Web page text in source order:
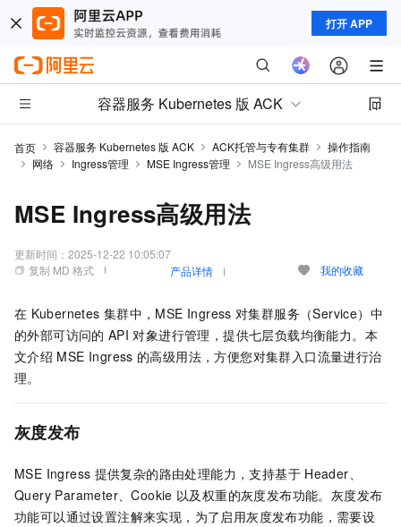
打开 APP
容器服务 Kubernetes 版 ACK
首页 容器服务 Kubernetes 版 ACK ACK托管与专有集群
操作指南
网络
Ingress管理 MSE Ingress管理 MSE Ingress高级用法
MSE Ingress高级用法
更新时间： 2025-12-22 10:05:07
复制 MD 格式
产品详情 我的收藏
在 Kubernetes 集群中，MSE Ingress 对集群服务（Service）中
的外部可访问的 API 对象进行管理，提供七层负载均衡能力。本
文介绍 MSE Ingress 的高级用法，方便您对集群入口流量进行治
理。
灰度发布
MSE Ingress 提供复杂的路由处理能力，支持基于 Header、
Query Parameter、Cookie 以及权重的灰度发布功能。灰度发布
功能可以通过设置注解来实现，为了启用灰度发布功能，需要设